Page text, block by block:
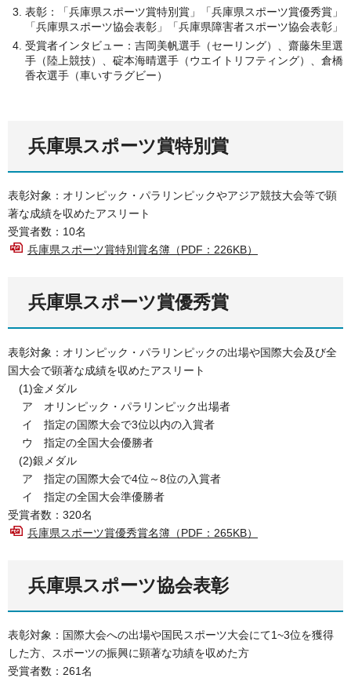
表彰：「兵庫県スポーツ賞特別賞」「兵庫県スポーツ賞優秀賞」
「兵庫県スポーツ協会表彰」「兵庫県障害者スポーツ協会表彰」
受賞者インタビュー：吉岡美帆選手（セーリング）、齋藤朱里選
手（陸上競技）、碇本海晴選手（ウエイトリフティング）、倉橋
香衣選手（車いすラグビー）
兵庫県スポーツ賞特別賞
表彰対象：オリンピック・パラリンピックやアジア競技大会等で顕
著な成績を収めたアスリート
受賞者数：10名
兵庫県スポーツ賞特別賞名簿（PDF：226KB）
兵庫県スポーツ賞優秀賞
表彰対象：オリンピック・パラリンピックの出場や国際大会及び全
国大会で顕著な成績を収めたアスリート
(1)金メダル
ア オリンピック・パラリンピック出場者
イ 指定の国際大会で3位以内の入賞者
ウ 指定の全国大会優勝者
(2)銀メダル
ア 指定の国際大会で4位～8位の入賞者
イ 指定の全国大会準優勝者
受賞者数：320名
兵庫県スポーツ賞優秀賞名簿（PDF：265KB）
兵庫県スポーツ協会表彰
表彰対象：国際大会への出場や国民スポーツ大会にて1~3位を獲得
した方、スポーツの振興に顕著な功績を収めた方
受賞者数：261名